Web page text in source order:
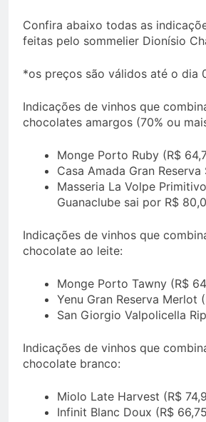
Confira abaixo todas as
feitas pelo sommelier Dionísio
*os preços são válidos até o dia
Indicações de vinhos que
chocolates amargos (70% ou
Monge Porto Ruby (R$
Casa Amada Gran
Masseria La Volpe
Guanaclube sai por R$
Indicações de vinhos que
chocolate ao leite:
Monge Porto Tawny (R$
Yenu Gran Reserva Merlot
San Giorgio Valpolicella
Indicações de vinhos que
chocolate branco:
Miolo Late Harvest (R$
Infinit Blanc Doux (R$